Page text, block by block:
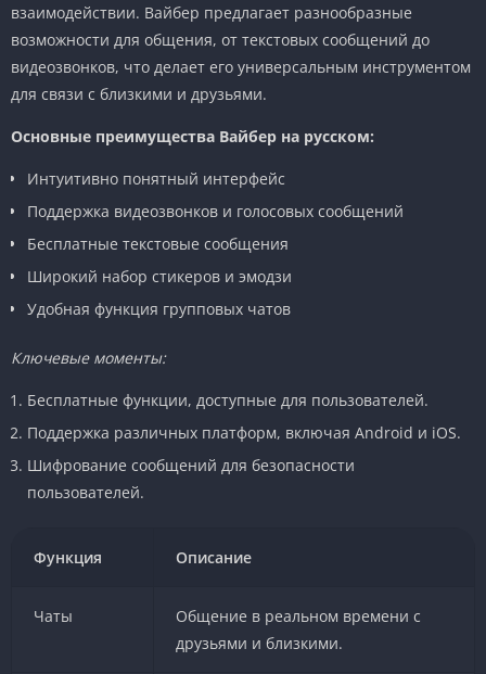
взаимодействии. Вайбер предлагает разнообразные
возможности для общения, от текстовых сообщений до
видеозвонков, что делает его универсальным инструментом
для связи с близкими и друзьями.
Основные преимущества Вайбер на русском:
Интуитивно понятный интерфейс
Поддержка видеозвонков и голосовых сообщений
Бесплатные текстовые сообщения
Широкий набор стикеров и эмодзи
Удобная функция групповых чатов
Ключевые моменты:
Бесплатные функции, доступные для пользователей.
Поддержка различных платформ, включая Android и iOS.
Шифрование сообщений для безопасности
пользователей.
Функция Описание
Чаты
Общение в реальном времени с
друзьями и близкими.